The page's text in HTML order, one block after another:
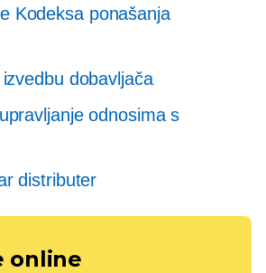
Kodeksa ponašanja
dobavljača
odnosima s
distributer
online